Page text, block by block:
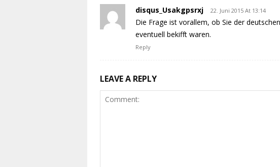
disqus_Usakgpsrxj 22. Juni 2015 At 13:14
Die Frage ist vorallem, ob Sie der
eventuell bekifft waren.
Reply
LEAVE A REPLY